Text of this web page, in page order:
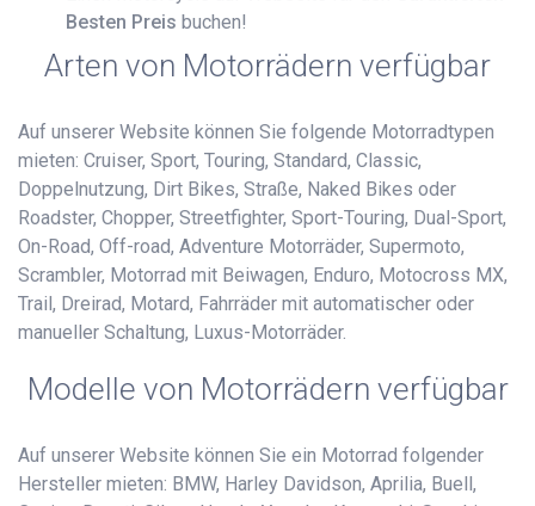
Besten Preis buchen!
Arten von Motorrädern verfügbar
Auf unserer Website können Sie folgende Motorradtypen
mieten: Cruiser, Sport, Touring, Standard, Classic,
Doppelnutzung, Dirt Bikes, Straße, Naked Bikes oder
Roadster, Chopper, Streetfighter, Sport-Touring, Dual-Sport,
On-Road, Off-road, Adventure Motorräder, Supermoto,
Scrambler, Motorrad mit Beiwagen, Enduro, Motocross MX,
Trail, Dreirad, Motard, Fahrräder mit automatischer oder
manueller Schaltung, Luxus-Motorräder.
Modelle von Motorrädern verfügbar
Auf unserer Website können Sie ein Motorrad folgender
Hersteller mieten: BMW, Harley Davidson, Aprilia, Buell,